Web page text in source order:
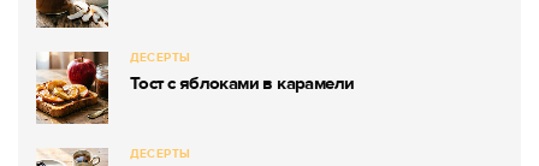
ДЕСЕРТЫ
Тост с яблоками в карамели
ДЕСЕРТЫ